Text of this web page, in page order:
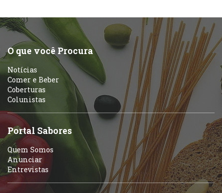
O que você Procura
Notícias
Comer e Beber
Coberturas
Colunistas
Portal Sabores
Quem Somos
Anunciar
Entrevistas